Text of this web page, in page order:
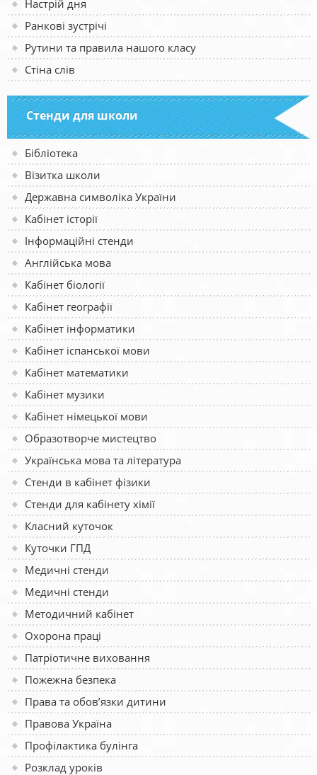
Настрій дня
Ранкові зустрічі
Рутини та правила нашого класу
Стіна слів
Стенди для школи
Бібліотека
Візитка школи
Державна символіка України
Кабінет історії
Інформаційні стенди
Англійська мова
Кабінет біології
Кабінет географії
Кабінет інформатики
Кабінет іспанської мови
Кабінет математики
Кабінет музики
Кабінет німецької мови
Образотворче мистецтво
Українська мова та література
Стенди в кабінет фізики
Стенди для кабінету хімії
Класний куточок
Куточки ГПД
Медичні стенди
Медичні стенди
Методичний кабінет
Охорона праці
Патріотичне виховання
Пожежна безпека
Права та обов’язки дитини
Правова Україна
Профілактика булінга
Розклад уроків